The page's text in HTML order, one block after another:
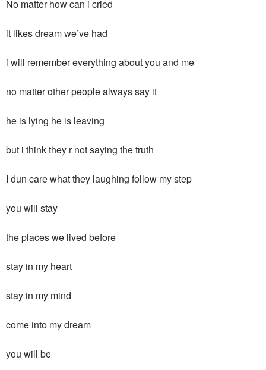
No matter how can i cried
it likes dream we’ve had
i will remember everything about you and me
no matter other people always say it
he is lying he is leaving
but i think they r not saying the truth
I dun care what they laughing follow my step
you will stay
the places we lived before
stay in my heart
stay in my mind
come into my dream
you will be